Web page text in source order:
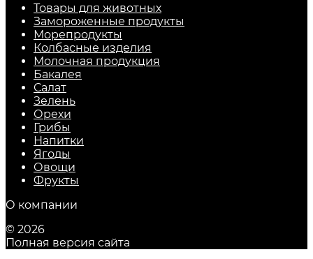
Товары для животных
Замороженные продукты
Морепродукты
Колбасные изделия
Молочная продукция
Бакалея
Салат
Зелень
Орехи
Грибы
Напитки
Ягоды
Овощи
Фрукты
О компании
© 2026
Полная версия сайта